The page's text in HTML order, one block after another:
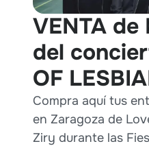
VENTA de
del
OF
Zaragoza
2026
Compra aquí tus
en Zaragoza de
Ziry durante las